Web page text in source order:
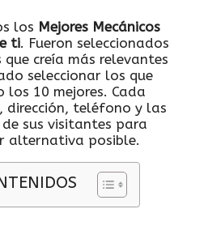
los Mejores Mecánicos
ti. Fueron seleccionados
creía más relevantes
seleccionar los que
los 10 mejores. Cada
dirección, teléfono y las
sus visitantes para
alternativa posible.